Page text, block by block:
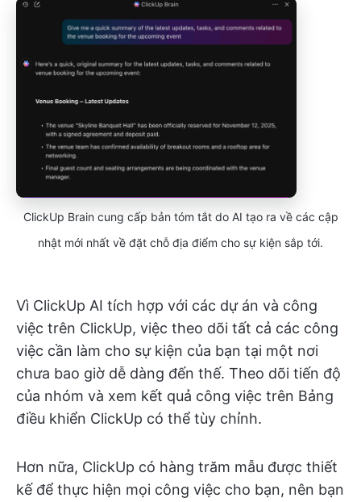
ClickUp Brain cung cấp bản tóm tắt do AI tạo ra về các cập
nhật mới nhất về đặt chỗ địa điểm cho sự kiện sắp tới.
Vì ClickUp AI tích hợp với các dự án và công
việc trên ClickUp, việc theo dõi tất cả các công
việc cần làm cho sự kiện của bạn tại một nơi
chưa bao giờ dễ dàng đến thế. Theo dõi tiến độ
của nhóm và xem kết quả công việc trên Bảng
điều khiển ClickUp có thể tùy chỉnh.
Hơn nữa, ClickUp có hàng trăm mẫu được thiết
kế để thực hiện mọi công việc cho bạn, nên bạn